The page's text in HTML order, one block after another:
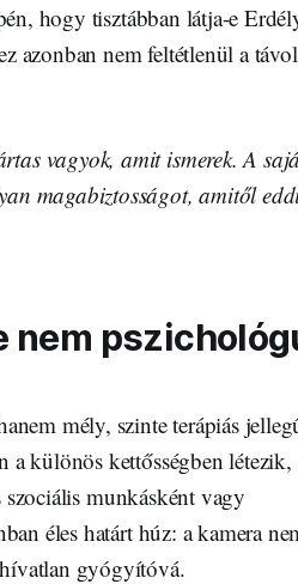
hogy tisztábban látja-e
azonban nem feltétlenül a
vagyok, amit ismerek. A
magabiztosságot, amitől
nem
mély, szinte terápiás
különös kettősségben létezik,
munkásként vagy
éles határt húz: a kamera
gyógyítóvá.